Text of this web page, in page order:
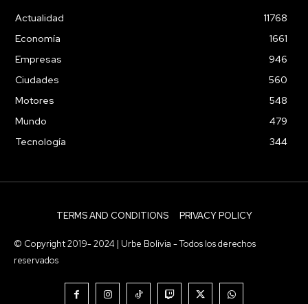
Actualidad
11768
Economía
1661
Empresas
946
Ciudades
560
Motores
548
Mundo
479
Tecnología
344
TERMS AND CONDITIONS PRIVACY POLICY
© Copyright 2019- 2024 | Urbe Bolivia - Todos los derechos
reservados